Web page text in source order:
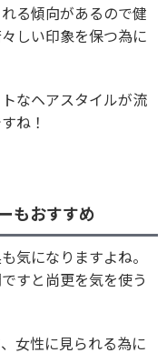
る傾向があるので健
しい印象を保つ為に
なヘアスタイルが流
ね！
もおすすめ
気になりますよね。
すと尚更を気を使う
女性に見られる為に